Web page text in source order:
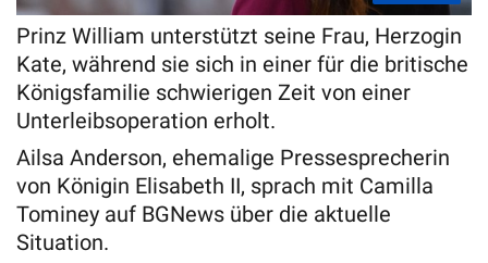
Prinz William unterstützt seine Frau, Herzogin
Kate, während sie sich in einer für die britische
Königsfamilie schwierigen Zeit von einer
Unterleibsoperation erholt.
Ailsa Anderson, ehemalige Pressesprecherin
von Königin Elisabeth II, sprach mit Camilla
Tominey auf BGNews über die aktuelle
Situation.